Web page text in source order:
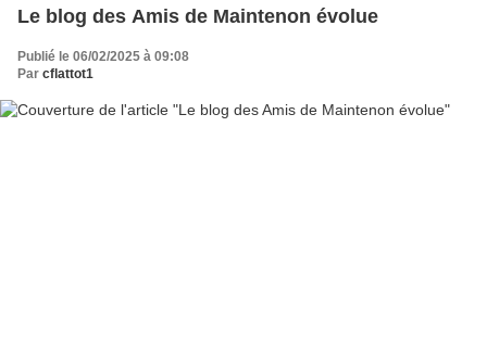
Le blog des Amis de Maintenon évolue
Publié le 06/02/2025 à 09:08
Par cflattot1